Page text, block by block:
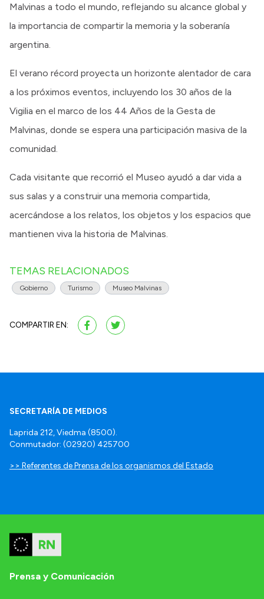
Malvinas a todo el mundo, reflejando su alcance global y
la importancia de compartir la memoria y la soberanía
argentina.
El verano récord proyecta un horizonte alentador de cara
a los próximos eventos, incluyendo los 30 años de la
Vigilia en el marco de los 44 Años de la Gesta de
Malvinas, donde se espera una participación masiva de la
comunidad.
Cada visitante que recorrió el Museo ayudó a dar vida a
sus salas y a construir una memoria compartida,
acercándose a los relatos, los objetos y los espacios que
mantienen viva la historia de Malvinas.
TEMAS RELACIONADOS
Gobierno Turismo Museo Malvinas
COMPARTIR EN:
SECRETARÍA DE MEDIOS
Laprida 212, Viedma (8500).
Conmutador: (02920) 425700
>> Referentes de Prensa de los organismos del Estado
Prensa y Comunicación